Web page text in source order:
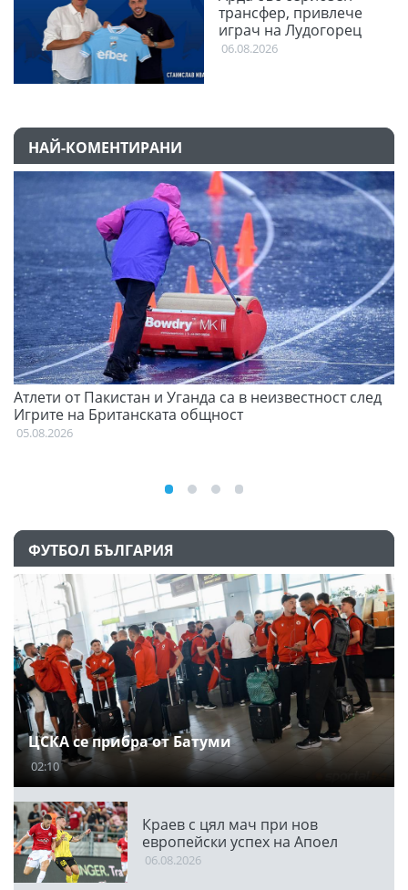
трансфер, привлече
играч на Лудогорец
06.08.2026
НАЙ-КОМЕНТИРАНИ
Атлети от Пакистан и Уганда са в неизвестност след
Игрите на Британската общност
05.08.2026
ФУТБОЛ БЪЛГАРИЯ
ЦСКА се прибра от Батуми
02:10
Краев с цял мач при нов
европейски успех на Апоел
06.08.2026